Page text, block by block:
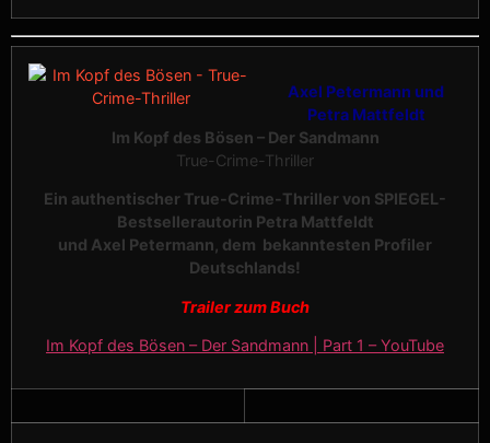
Axel Petermann und
Petra Mattfeldt
Im Kopf des Bösen – Der Sandmann
True-Crime-Thriller
Ein authentischer True-Crime-Thriller von SPIEGEL-
Bestsellerautorin Petra Mattfeldt
und Axel Petermann, dem bekanntesten Profiler
Deutschlands!
Trailer zum Buch
Im Kopf des Bösen – Der Sandmann | Part 1 – YouTube